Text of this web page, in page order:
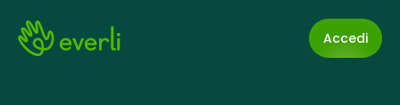
Accedi